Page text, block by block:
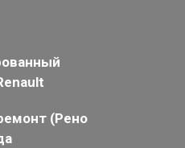
(Рено